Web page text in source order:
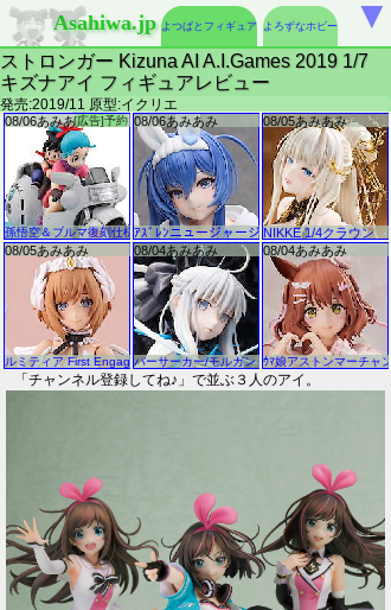
Asahiwa.jp よつばとフィギュア よろずなホビー
ストロンガー Kizuna AI A.I.Games 2019 1/7
キズナアイ フィギュアレビュー
発売:2019/11 原型:イクリエ
「チャンネル登録してね♪」で並ぶ３人のアイ。
▼